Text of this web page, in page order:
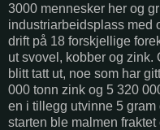
3000 mennesker her og
industriarbeidsplass med
drift på 18 forskjellige
ut svovel, kobber og zink.
blitt tatt ut, noe som har
000 tonn zink og 5 320
en i tillegg utvinne 5 gram
starten ble malmen